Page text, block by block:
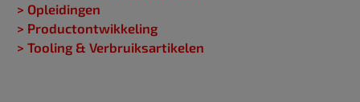
> Opleidingen
> Productontwikkeling
> Tooling & Verbruiksartikelen